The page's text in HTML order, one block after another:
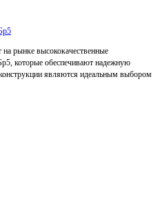
рынке высококачественные
которые обеспечивают надежную
являются идеальным выбором